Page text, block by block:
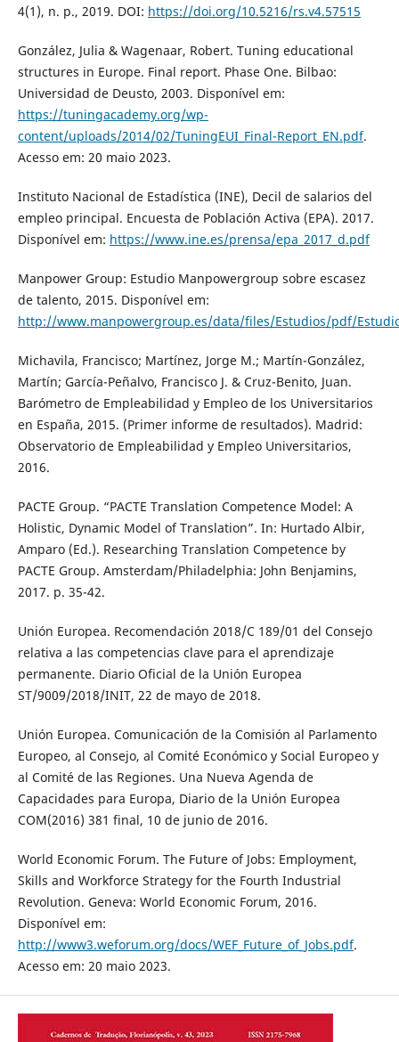
4(1), n. p., 2019. DOI: https://doi.org/10.5216/rs.v4.57515
González, Julia & Wagenaar, Robert. Tuning educational
structures in Europe. Final report. Phase One. Bilbao:
Universidad de Deusto, 2003. Disponível em:
https://tuningacademy.org/wp-
content/uploads/2014/02/TuningEUI_Final-Report_EN.pdf.
Acesso em: 20 maio 2023.
Instituto Nacional de Estadística (INE), Decil de salarios del
empleo principal. Encuesta de Población Activa (EPA). 2017.
Disponível em: https://www.ine.es/prensa/epa_2017_d.pdf
Manpower Group: Estudio Manpowergroup sobre escasez
de talento, 2015. Disponível em:
http://www.manpowergroup.es/data/files/Estudios/pdf/
Michavila, Francisco; Martínez, Jorge M.; Martín-González,
Martín; García-Peñalvo, Francisco J. & Cruz-Benito, Juan.
Barómetro de Empleabilidad y Empleo de los Universitarios
en España, 2015. (Primer informe de resultados). Madrid:
Observatorio de Empleabilidad y Empleo Universitarios,
2016.
PACTE Group. “PACTE Translation Competence Model: A
Holistic, Dynamic Model of Translation”. In: Hurtado Albir,
Amparo (Ed.). Researching Translation Competence by
PACTE Group. Amsterdam/Philadelphia: John Benjamins,
2017. p. 35-42.
Unión Europea. Recomendación 2018/C 189/01 del Consejo
relativa a las competencias clave para el aprendizaje
permanente. Diario Oficial de la Unión Europea
ST/9009/2018/INIT, 22 de mayo de 2018.
Unión Europea. Comunicación de la Comisión al Parlamento
Europeo, al Consejo, al Comité Económico y Social Europeo y
al Comité de las Regiones. Una Nueva Agenda de
Capacidades para Europa, Diario de la Unión Europea
COM(2016) 381 final, 10 de junio de 2016.
World Economic Forum. The Future of Jobs: Employment,
Skills and Workforce Strategy for the Fourth Industrial
Revolution. Geneva: World Economic Forum, 2016.
Disponível em:
http://www3.weforum.org/docs/WEF_Future_of_Jobs.pdf.
Acesso em: 20 maio 2023.